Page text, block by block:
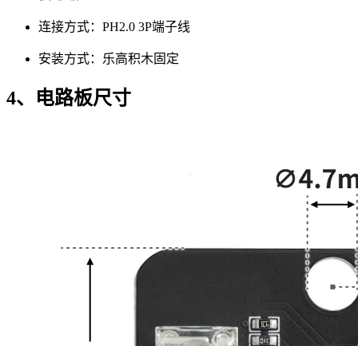
连接方式：PH2.0 3P端子线
安装方式：乐高积木固定
4、电路板尺寸